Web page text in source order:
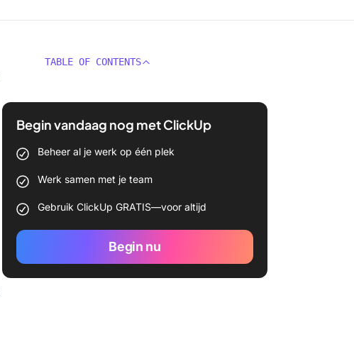
TABLE OF CONTENTS
Begin vandaag nog met ClickUp
Beheer al je werk op één plek
Werk samen met je team
Gebruik ClickUp GRATIS—voor altijd
Begin nu